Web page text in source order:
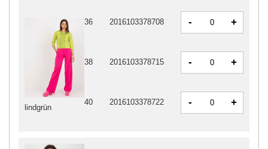
lindgrün
36 2016103378708 - +
38 2016103378715 - +
40 2016103378722 - +